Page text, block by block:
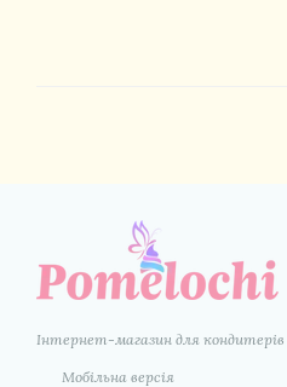
Інтернет-магазин для кондитерів
Мобільна версія